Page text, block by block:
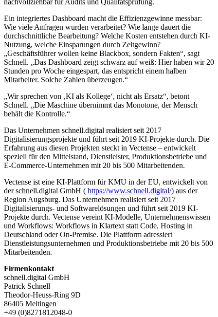
Ein integriertes Dashboard macht die Effizienzgewinne messbar:
Wie viele Anfragen wurden verarbeitet? Wie lange dauert die
durchschnittliche Bearbeitung? Welche Kosten entstehen durch KI-
Nutzung, welche Einsparungen durch Zeitgewinn?
„Geschäftsführer wollen keine Blackbox, sondern Fakten“, sagt
Schnell. „Das Dashboard zeigt schwarz auf weiß: Hier haben wir 20
Stunden pro Woche eingespart, das entspricht einem halben
Mitarbeiter. Solche Zahlen überzeugen.“
„Wir sprechen von ‚KI als Kollege‘, nicht als Ersatz“, betont
Schnell. „Die Maschine übernimmt das Monotone, der Mensch
behält die Kontrolle.“
Das Unternehmen schnell.digital realisiert seit 2017
Digitalisierungsprojekte und führt seit 2019 KI-Projekte durch. Die
Erfahrung aus diesen Projekten steckt in Vectense – entwickelt
speziell für den Mittelstand, Dienstleister, Produktionsbetriebe und
E-Commerce-Unternehmen mit 20 bis 500 Mitarbeitenden.
Vectense ist eine KI-Plattform für KMU in der EU, entwickelt von
der schnell.digital GmbH ( https://www.schnell.digital/) aus der
Region Augsburg. Das Unternehmen realisiert seit 2017
Digitalisierungs- und Softwarelösungen und führt seit 2019 KI-
Projekte durch. Vectense vereint KI-Modelle, Unternehmenswissen
und Workflows: Workflows in Klartext statt Code, Hosting in
Deutschland oder On-Premise. Die Plattform adressiert
Dienstleistungsunternehmen und Produktionsbetriebe mit 20 bis 500
Mitarbeitenden.
Firmenkontakt
schnell.digital GmbH
Patrick Schnell
Theodor-Heuss-Ring 9D
86405 Meitingen
+49 (0)8271812048-0